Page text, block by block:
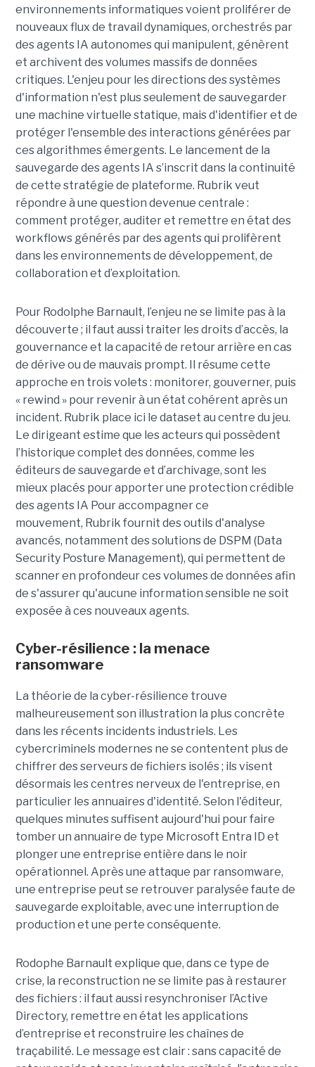
environnements informatiques voient proliférer de
nouveaux flux de travail dynamiques, orchestrés par
des agents IA autonomes qui manipulent, génèrent
et archivent des volumes massifs de données
critiques. L'enjeu pour les directions des systèmes
d'information n'est plus seulement de sauvegarder
une machine virtuelle statique, mais d'identifier et de
protéger l'ensemble des interactions générées par
ces algorithmes émergents. Le lancement de la
sauvegarde des agents IA s’inscrit dans la continuité
de cette stratégie de plateforme. Rubrik veut
répondre à une question devenue centrale :
comment protéger, auditer et remettre en état des
workflows générés par des agents qui prolifèrent
dans les environnements de développement, de
collaboration et d’exploitation.
Pour Rodolphe Barnault, l’enjeu ne se limite pas à la
découverte ; il faut aussi traiter les droits d’accès, la
gouvernance et la capacité de retour arrière en cas
de dérive ou de mauvais prompt. Il résume cette
approche en trois volets : monitorer, gouverner, puis
« rewind » pour revenir à un état cohérent après un
incident. Rubrik place ici le dataset au centre du jeu.
Le dirigeant estime que les acteurs qui possèdent
l’historique complet des données, comme les
éditeurs de sauvegarde et d’archivage, sont les
mieux placés pour apporter une protection crédible
des agents IA Pour accompagner ce
mouvement, Rubrik fournit des outils d'analyse
avancés, notamment des solutions de DSPM (Data
Security Posture Management), qui permettent de
scanner en profondeur ces volumes de données afin
de s'assurer qu'aucune information sensible ne soit
exposée à ces nouveaux agents.
Cyber-résilience : la menace
ransomware
La théorie de la cyber-résilience trouve
malheureusement son illustration la plus concrète
dans les récents incidents industriels. Les
cybercriminels modernes ne se contentent plus de
chiffrer des serveurs de fichiers isolés ; ils visent
désormais les centres nerveux de l'entreprise, en
particulier les annuaires d'identité. Selon l'éditeur,
quelques minutes suffisent aujourd'hui pour faire
tomber un annuaire de type Microsoft Entra ID et
plonger une entreprise entière dans le noir
opérationnel. Après une attaque par ransomware,
une entreprise peut se retrouver paralysée faute de
sauvegarde exploitable, avec une interruption de
production et une perte conséquente.
Rodophe Barnault explique que, dans ce type de
crise, la reconstruction ne se limite pas à restaurer
des fichiers : il faut aussi resynchroniser l’Active
Directory, remettre en état les applications
d’entreprise et reconstruire les chaînes de
traçabilité. Le message est clair : sans capacité de